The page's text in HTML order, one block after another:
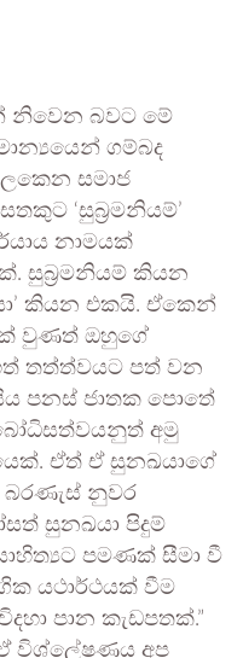
නිවෙන බවට මේ
ගම්බද
සමාජ
‘සුබ්‍රමනියම්’
නාමයක්
සුබ්‍රමනියම් කියන
කියන එකයි. ඒකෙන්
වුණත් ඔහුගේ
තත්ත්වයට පත් වන
පනස් ජාතක පොතේ
අමු
ඒත් ඒ සුනඛයාගේ
බරණැස් නුවර
සුනඛයා පිදුම්
පමණක් සීමා වී
යථාර්ථයක් වීම
පාන කැඩපතක්.”
විශ්ලේෂණය අප